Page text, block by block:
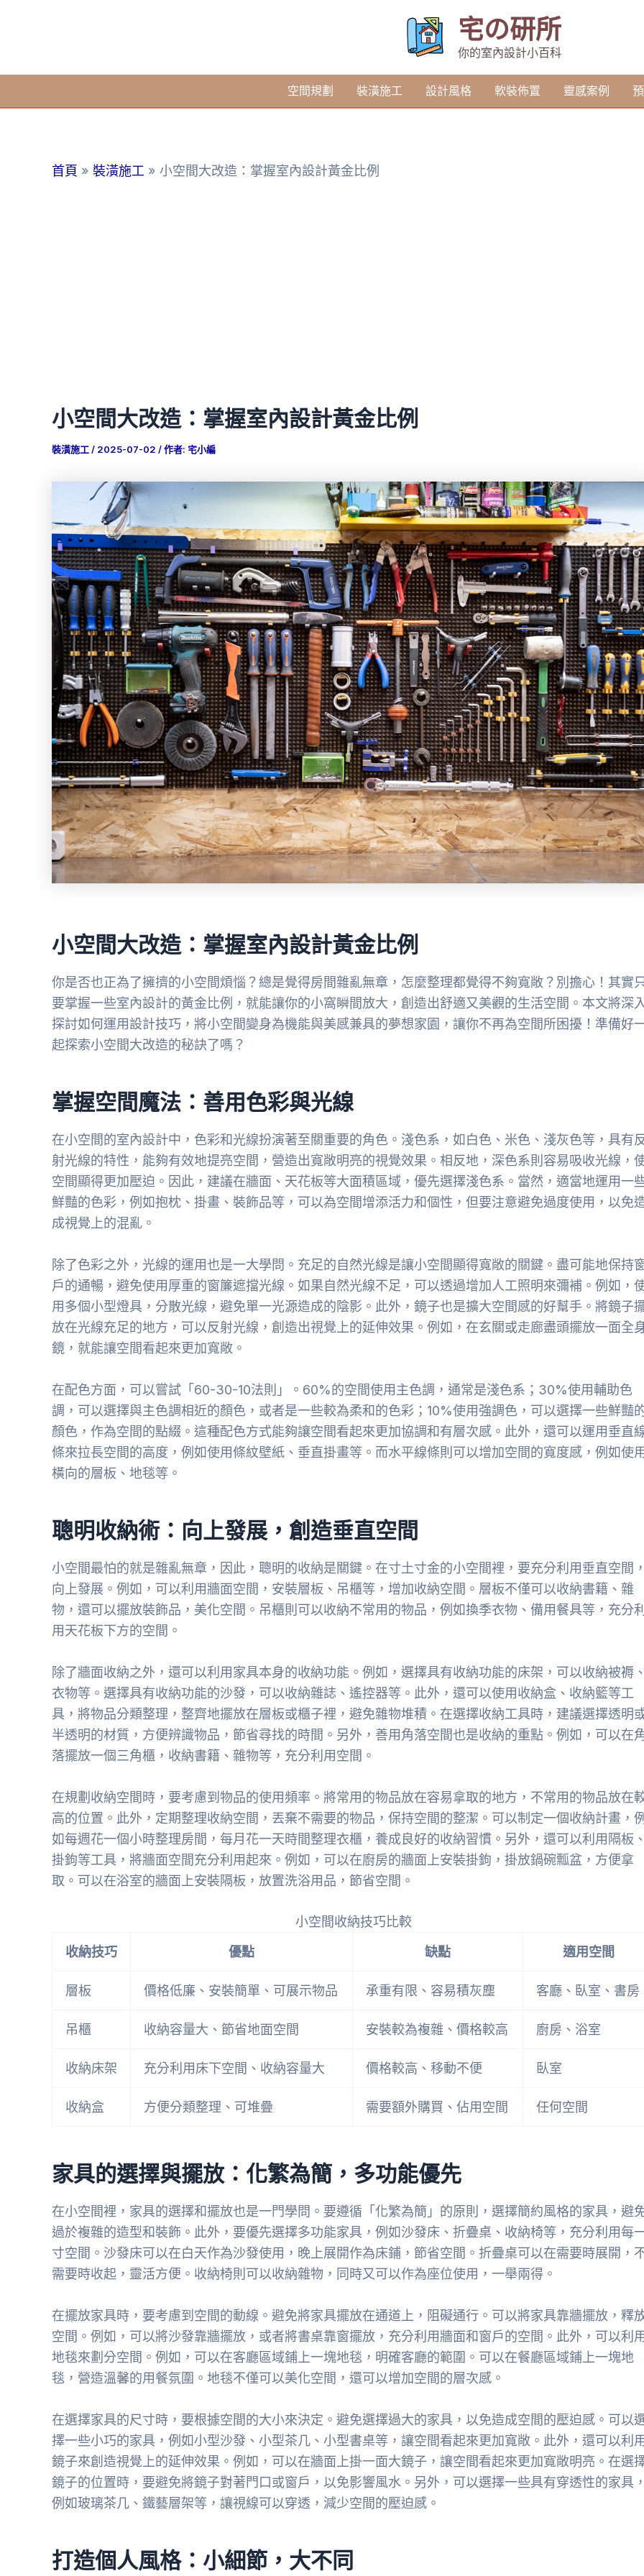
要
宅の研所
你的室內設計小百科
空間規劃 裝潢施工 設計風格 軟裝佈置 靈感案例
首頁 裝潢施工 小空間大改造：掌握室內設計黃金比例
小空間大改造：掌握室內設計黃金比例
裝潢施工/ 2025-07-02 / 作者: 宅小編
小空間大改造：掌握室內設計黃金比例
你是否也正為了擁擠的小空間煩惱？總是覺得房間雜亂無章，怎麼整理都覺得不夠寬敞？別擔心！其實
要掌握一些室內設計的黃金比例，就能讓你的小窩瞬間放大，創造出舒適又美觀的生活空間。本文將深
探討如何運用設計技巧，將小空間變身為機能與美感兼具的夢想家園，讓你不再為空間所困擾！準備好
起探索小空間大改造的秘訣了嗎？
掌握空間魔法：善用色彩與光線
在小空間的室內設計中，色彩和光線扮演著至關重要的角色。淺色系，如白色、米色、淺灰色等，具有
射光線的特性，能夠有效地提亮空間，營造出寬敞明亮的視覺效果。相反地，深色系則容易吸收光線，
空間顯得更加壓迫。因此，建議在牆面、天花板等大面積區域，優先選擇淺色系。當然，適當地運用一
鮮豔的色彩，例如抱枕、掛畫、裝飾品等，可以為空間增添活力和個性，但要注意避免過度使用，以免
成視覺上的混亂。
除了色彩之外，光線的運用也是一大學問。充足的自然光線是讓小空間顯得寬敞的關鍵。盡可能地保持
戶的通暢，避免使用厚重的窗簾遮擋光線。如果自然光線不足，可以透過增加人工照明來彌補。例如，
用多個小型燈具，分散光線，避免單一光源造成的陰影。此外，鏡子也是擴大空間感的好幫手。將鏡子
放在光線充足的地方，可以反射光線，創造出視覺上的延伸效果。例如，在玄關或走廊盡頭擺放一面全
鏡，就能讓空間看起來更加寬敞。
在配色方面，可以嘗試「60-30-10法則」。60%的空間使用主色調，通常是淺色系；30%使用輔助色
調，可以選擇與主色調相近的顏色，或者是一些較為柔和的色彩；10%使用強調色，可以選擇一些鮮豔
顏色，作為空間的點綴。這種配色方式能夠讓空間看起來更加協調和有層次感。此外，還可以運用垂直
條來拉長空間的高度，例如使用條紋壁紙、垂直掛畫等。而水平線條則可以增加空間的寬度感，例如使用
橫向的層板、地毯等。
聰明收納術：向上發展，創造垂直空間
小空間最怕的就是雜亂無章，因此，聰明的收納是關鍵。在寸土寸金的小空間裡，要充分利用垂直空間，
向上發展。例如，可以利用牆面空間，安裝層板、吊櫃等，增加收納空間。層板不僅可以收納書籍、雜
物，還可以擺放裝飾品，美化空間。吊櫃則可以收納不常用的物品，例如換季衣物、備用餐具等，充分利
用天花板下方的空間。
除了牆面收納之外，還可以利用家具本身的收納功能。例如，選擇具有收納功能的床架，可以收納被褥、
衣物等。選擇具有收納功能的沙發，可以收納雜誌、遙控器等。此外，還可以使用收納盒、收納籃等工
具，將物品分類整理，整齊地擺放在層板或櫃子裡，避免雜物堆積。在選擇收納工具時，建議選擇透明
半透明的材質，方便辨識物品，節省尋找的時間。另外，善用角落空間也是收納的重點。例如，可以在
落擺放一個三角櫃，收納書籍、雜物等，充分利用空間。
在規劃收納空間時，要考慮到物品的使用頻率。將常用的物品放在容易拿取的地方，不常用的物品放在
高的位置。此外，定期整理收納空間，丟棄不需要的物品，保持空間的整潔。可以制定一個收納計畫，例
如每週花一個小時整理房間，每月花一天時間整理衣櫃，養成良好的收納習慣。另外，還可以利用隔板、
掛鉤等工具，將牆面空間充分利用起來。例如，可以在廚房的牆面上安裝掛鉤，掛放鍋碗瓢盆，方便拿
取。可以在浴室的牆面上安裝隔板，放置洗浴用品，節省空間。
小空間收納技巧比較
收納技巧
優點 缺點 適用空間
層板 價格低廉、安裝簡單、可展示物品 承重有限、容易積灰塵 客廳、臥室、書房
吊櫃 收納容量大、節省地面空間 安裝較為複雜、價格較高 廚房、浴室
收納床架 充分利用床下空間、收納容量大 價格較高、移動不便 臥室
收納盒 方便分類整理、可堆疊 需要額外購買、佔用空間 任何空間
家具的選擇與擺放：化繁為簡，多功能優先
在小空間裡，家具的選擇和擺放也是一門學問。要遵循「化繁為簡」的原則，選擇簡約風格的家具，避
過於複雜的造型和裝飾。此外，要優先選擇多功能家具，例如沙發床、折疊桌、收納椅等，充分利用每
寸空間。沙發床可以在白天作為沙發使用，晚上展開作為床鋪，節省空間。折疊桌可以在需要時展開，
需要時收起，靈活方便。收納椅則可以收納雜物，同時又可以作為座位使用，一舉兩得。
在擺放家具時，要考慮到空間的動線。避免將家具擺放在通道上，阻礙通行。可以將家具靠牆擺放，釋
空間。例如，可以將沙發靠牆擺放，或者將書桌靠窗擺放，充分利用牆面和窗戶的空間。此外，可以利用
地毯來劃分空間。例如，可以在客廳區域鋪上一塊地毯，明確客廳的範圍。可以在餐廳區域鋪上一塊地
毯，營造溫馨的用餐氛圍。地毯不僅可以美化空間，還可以增加空間的層次感。
在選擇家具的尺寸時，要根據空間的大小來決定。避免選擇過大的家具，以免造成空間的壓迫感。可以
擇一些小巧的家具，例如小型沙發、小型茶几、小型書桌等，讓空間看起來更加寬敞。此外，還可以利用
鏡子來創造視覺上的延伸效果。例如，可以在牆面上掛一面大鏡子，讓空間看起來更加寬敞明亮。在選
鏡子的位置時，要避免將鏡子對著門口或窗戶，以免影響風水。另外，可以選擇一些具有穿透性的家具，
例如玻璃茶几、鐵藝層架等，讓視線可以穿透，減少空間的壓迫感。
打造個人風格：小細節，大不同